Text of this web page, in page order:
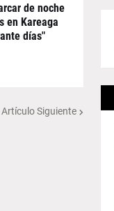
de noche
en Kareaga
días"
Artículo Siguiente